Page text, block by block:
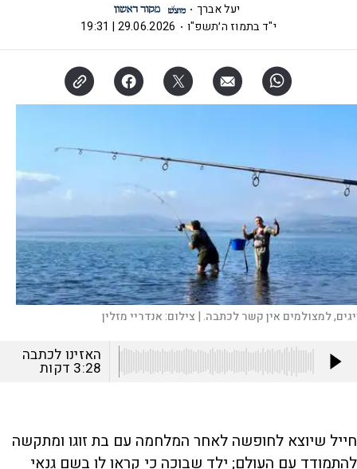
יעל אברך
י"ד בתמוז ה׳תשפ"ו
29.06.2026 | 19:31
למצולמים אין קשר לכתבה. | צילום:אנדריי מזלין
האזינו לכתבה
3:28 דקות
חייל שיוצא לחופשה לאחר המלחמה עם בת זוגו ומתקשה
להתמודד עם העולם; ילד שבוכה כי קראו לו בשם גנאי